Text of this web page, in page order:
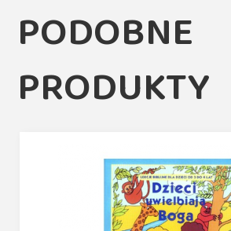
PODOBNE
PRODUKTY